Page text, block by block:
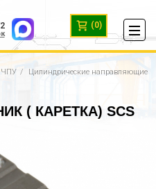
(0)
ЧПУ
Цилиндрические направляющие
( КАРЕТКА) SCS